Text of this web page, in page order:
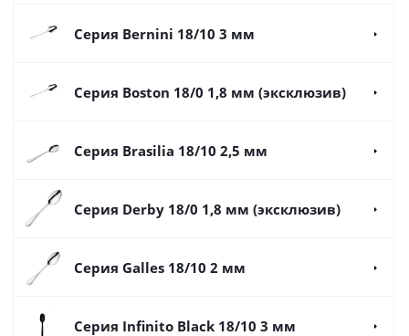
Серия Bernini 18/10 3 мм
Серия Boston 18/0 1,8 мм (эксклюзив)
Серия Brasilia 18/10 2,5 мм
Серия Derby 18/0 1,8 мм (эксклюзив)
Серия Galles 18/10 2 мм
Серия Infinito Black 18/10 3 мм